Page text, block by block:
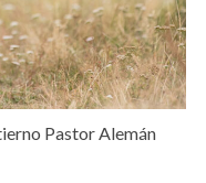
Pastor Alemán